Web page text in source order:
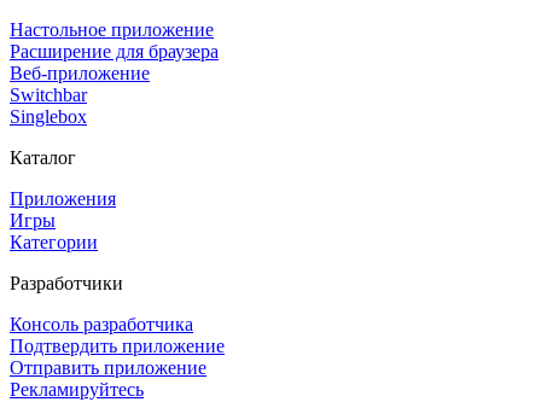
Настольное приложение
Расширение для браузера
Веб-приложение
Switchbar
Singlebox
Каталог
Приложения
Игры
Категории
Разработчики
Консоль разработчика
Подтвердить приложение
Отправить приложение
Рекламируйтесь